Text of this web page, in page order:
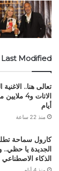
Last Modified
تعالى هنا.. الاغنية
الاتات و4
أيام
منذ 22 ساعة
كارول سماحة
الجديدة يا حظي..
الذكاء الاصطناعي